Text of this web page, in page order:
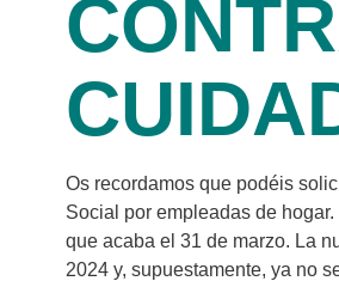
Os recordamos que podéis
Social por empleadas de
que acaba el 31 de marzo. La
2024 y, supuestamente, ya no